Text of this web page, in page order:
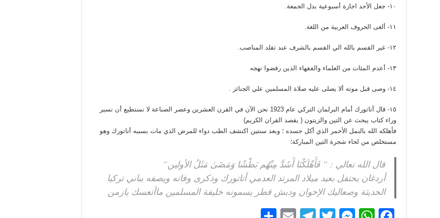
١٠- جعل الأحد اجازة أسبوعية بدل الجمعة.
١١- ألغى الحروف العربية من اللغة.
١٢- غير القسم بالله الي القسم بالشرف عند تقلد المناصب.
١٣- أعدم المئات من العلماء والفقهاء الذين رفضوا نهجه
١٤- وصى قبل موته ألا يصلى عليه صلاة المسلمين علي الجنائز .
١٥- قال أتاتورك أمام البرلمان التركي عام 1923 نحن الآن في القرن العشرين وعصر الصناعة لا نستطيع أن نسير
وراء كتاب يبحث عن التين والزيتون ( يقصد القران الكريم)
فأهلكه الله بالنمل الأحمر الذي أكل جسده ؛ وبعد سنتين اكتشف الطب دواء للمرض الذي مات بسببه أتاتورك وهو
مستخلص من لحاء شجرة التين المباركة؛
قال الله تعالي : ” فَأَهْلَكْنَا أَشَدَّ مِنْهُم بَطْشًا وَمَضَىٰ مَثَلُ الأولين”
أردغان يحتفل بعيد ميلاد المرتد العدمي أتاتورك وذكرى وفاته ويصفه بباني تركيا
الحديثة وصعاليك الإخوان ودبش قطر يسمونه خليفة المسلمين ماأتعسك يازمن